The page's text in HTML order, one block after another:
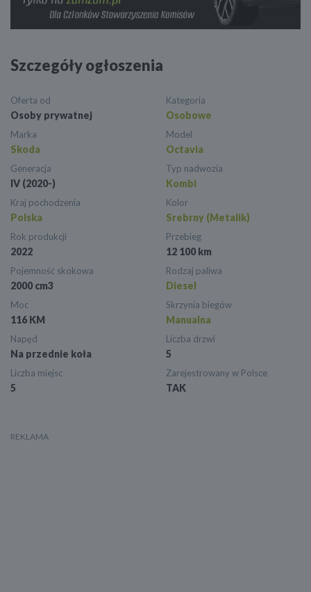
Szczegóły ogłoszenia
Oferta od
Osoby prywatnej
Kategoria
Osobowe
Marka
Skoda
Model
Octavia
Generacja
IV (2020-)
Typ nadwozia
Kombi
Kraj pochodzenia
Polska
Kolor
Srebrny (Metalik)
Rok produkcji
2022
Przebieg
12 100 km
Pojemność skokowa
2000 cm3
Rodzaj paliwa
Diesel
Moc
116 KM
Skrzynia biegów
Manualna
Napęd
Na przednie koła
Liczba drzwi
5
Liczba miejsc
5
Zarejestrowany w Polsce
TAK